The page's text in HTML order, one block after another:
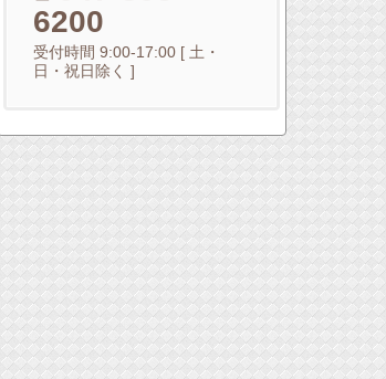
6200
受付時間 9:00-17:00 [ 土・
日・祝日除く ]